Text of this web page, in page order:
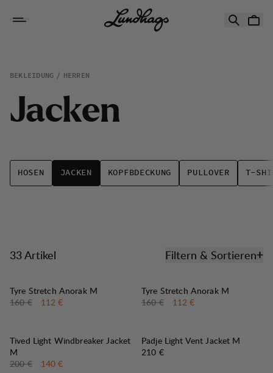
BEKLEIDUNG HERREN
Jacken
HOSEN JACKEN KOPFBDECKUNG PULLOVER T-
33 Artikel Filtern & Sortieren
Produkte
VERKAUF:
Tyre Stretch Anorak M
Originalpreis:
160 € Verkaufspreis
112 €
VERKAUF:
Tyre Stretch Anorak M
Originalpreis:
160 € Verkaufspreis
112 €
VERKAUF:
Tived Light Windbreaker Jacket
M
Originalpreis:
200 € Verkaufspreis
140 €
Padje Light Vent Jacket M
Preis:
210 €